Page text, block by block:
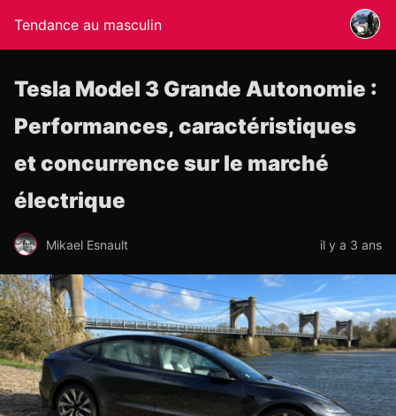
Tendance au masculin
Tesla Model 3 Grande Autonomie :
Performances, caractéristiques
et concurrence sur le marché
électrique
Mikael Esnault il y a 3 ans